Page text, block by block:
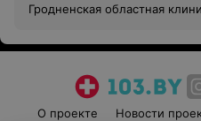
Гродненская областная
О проекте Новости